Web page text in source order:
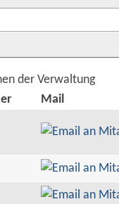
der Verwaltung
Mail